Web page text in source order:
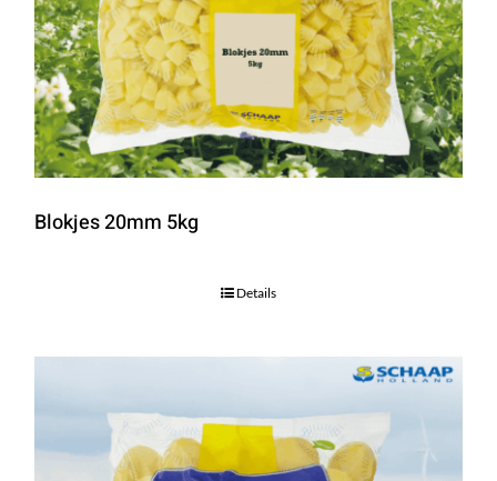
Blokjes 20mm 5kg
Details